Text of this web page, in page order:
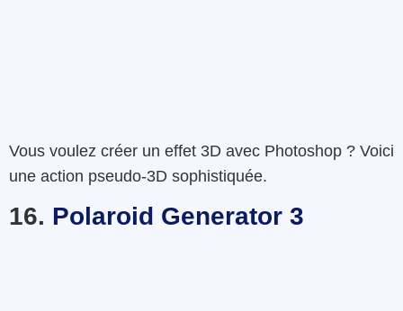
Vous voulez créer un effet 3D avec Photoshop ? Voici
une action pseudo-3D sophistiquée.
16. Polaroid Generator 3